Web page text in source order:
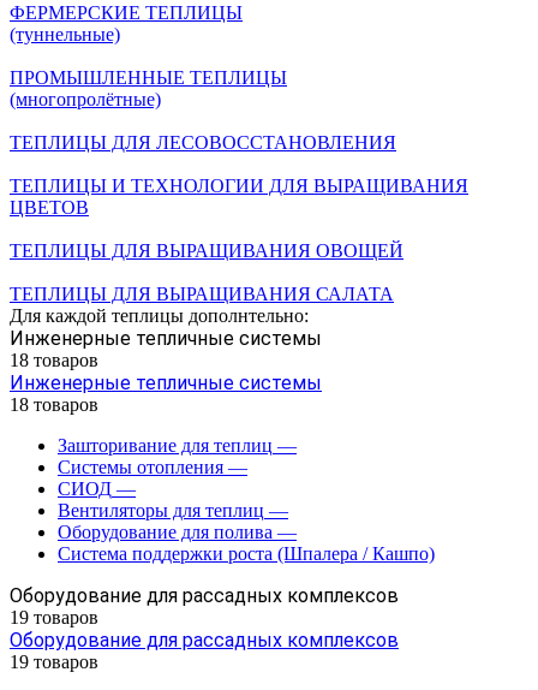
ФЕРМЕРСКИЕ ТЕПЛИЦЫ
(туннельные)
ПРОМЫШЛЕННЫЕ ТЕПЛИЦЫ
(многопролётные)
ТЕПЛИЦЫ ДЛЯ ЛЕСОВОССТАНОВЛЕНИЯ
ТЕПЛИЦЫ И ТЕХНОЛОГИИ ДЛЯ ВЫРАЩИВАНИЯ
ЦВЕТОВ
ТЕПЛИЦЫ ДЛЯ ВЫРАЩИВАНИЯ ОВОЩЕЙ
ТЕПЛИЦЫ ДЛЯ ВЫРАЩИВАНИЯ САЛАТА
Для каждой теплицы дополнтельно:
Инженерные тепличные системы
18 товаров
Инженерные тепличные системы
18 товаров
Зашторивание для теплиц —
Системы отопления —
СИОД —
Вентиляторы для теплиц —
Оборудование для полива —
Система поддержки роста (Шпалера / Кашпо)
Оборудование для рассадных комплексов
19 товаров
Оборудование для рассадных комплексов
19 товаров